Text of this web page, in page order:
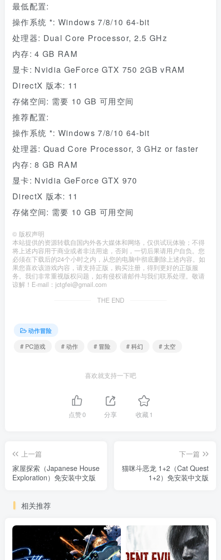
最低配置:
操作系统 *: Windows 7/8/10 64-bit
处理器: Dual Core Processor, 2.5 GHz
内存: 4 GB RAM
显卡: Nvidia GeForce GTX 750 2GB vRAM
DirectX 版本: 11
存储空间: 需要 10 GB 可用空间
推荐配置:
操作系统 *: Windows 7/8/10 64-bit
处理器: Quad Core Processor, 3 GHz or faster
内存: 8 GB RAM
显卡: Nvidia GeForce GTX 970
DirectX 版本: 11
存储空间: 需要 10 GB 可用空间
© 版权声明
本站提供的资源转载自国内外各大媒体和网络，仅供试玩体验；不得
将上述内容用于商业或者非法用途，否则，一切后果请用户自负。您
必须在下载后的24个小时之内，从您的电脑中彻底删除上述内容。如
果您喜欢该游戏内容，请支持正版，购买注册，得到更好的正版服
务。我们非常重视版权问题，如有侵权请邮件与我们联系处理。敬请
谅解！E-mail：jctgfei@gmail.com
THE END
动作冒险
# PC游戏
# 动作 # 冒险 # 科幻 # 太空
喜欢就支持一下吧
点赞0 分享 收藏1
上一篇
家屋探索（Japanese House
Exploration）免安装中文版
下一篇
猫咪斗恶龙 1+2（Cat Quest
1+2）免安装中文版
相关推荐